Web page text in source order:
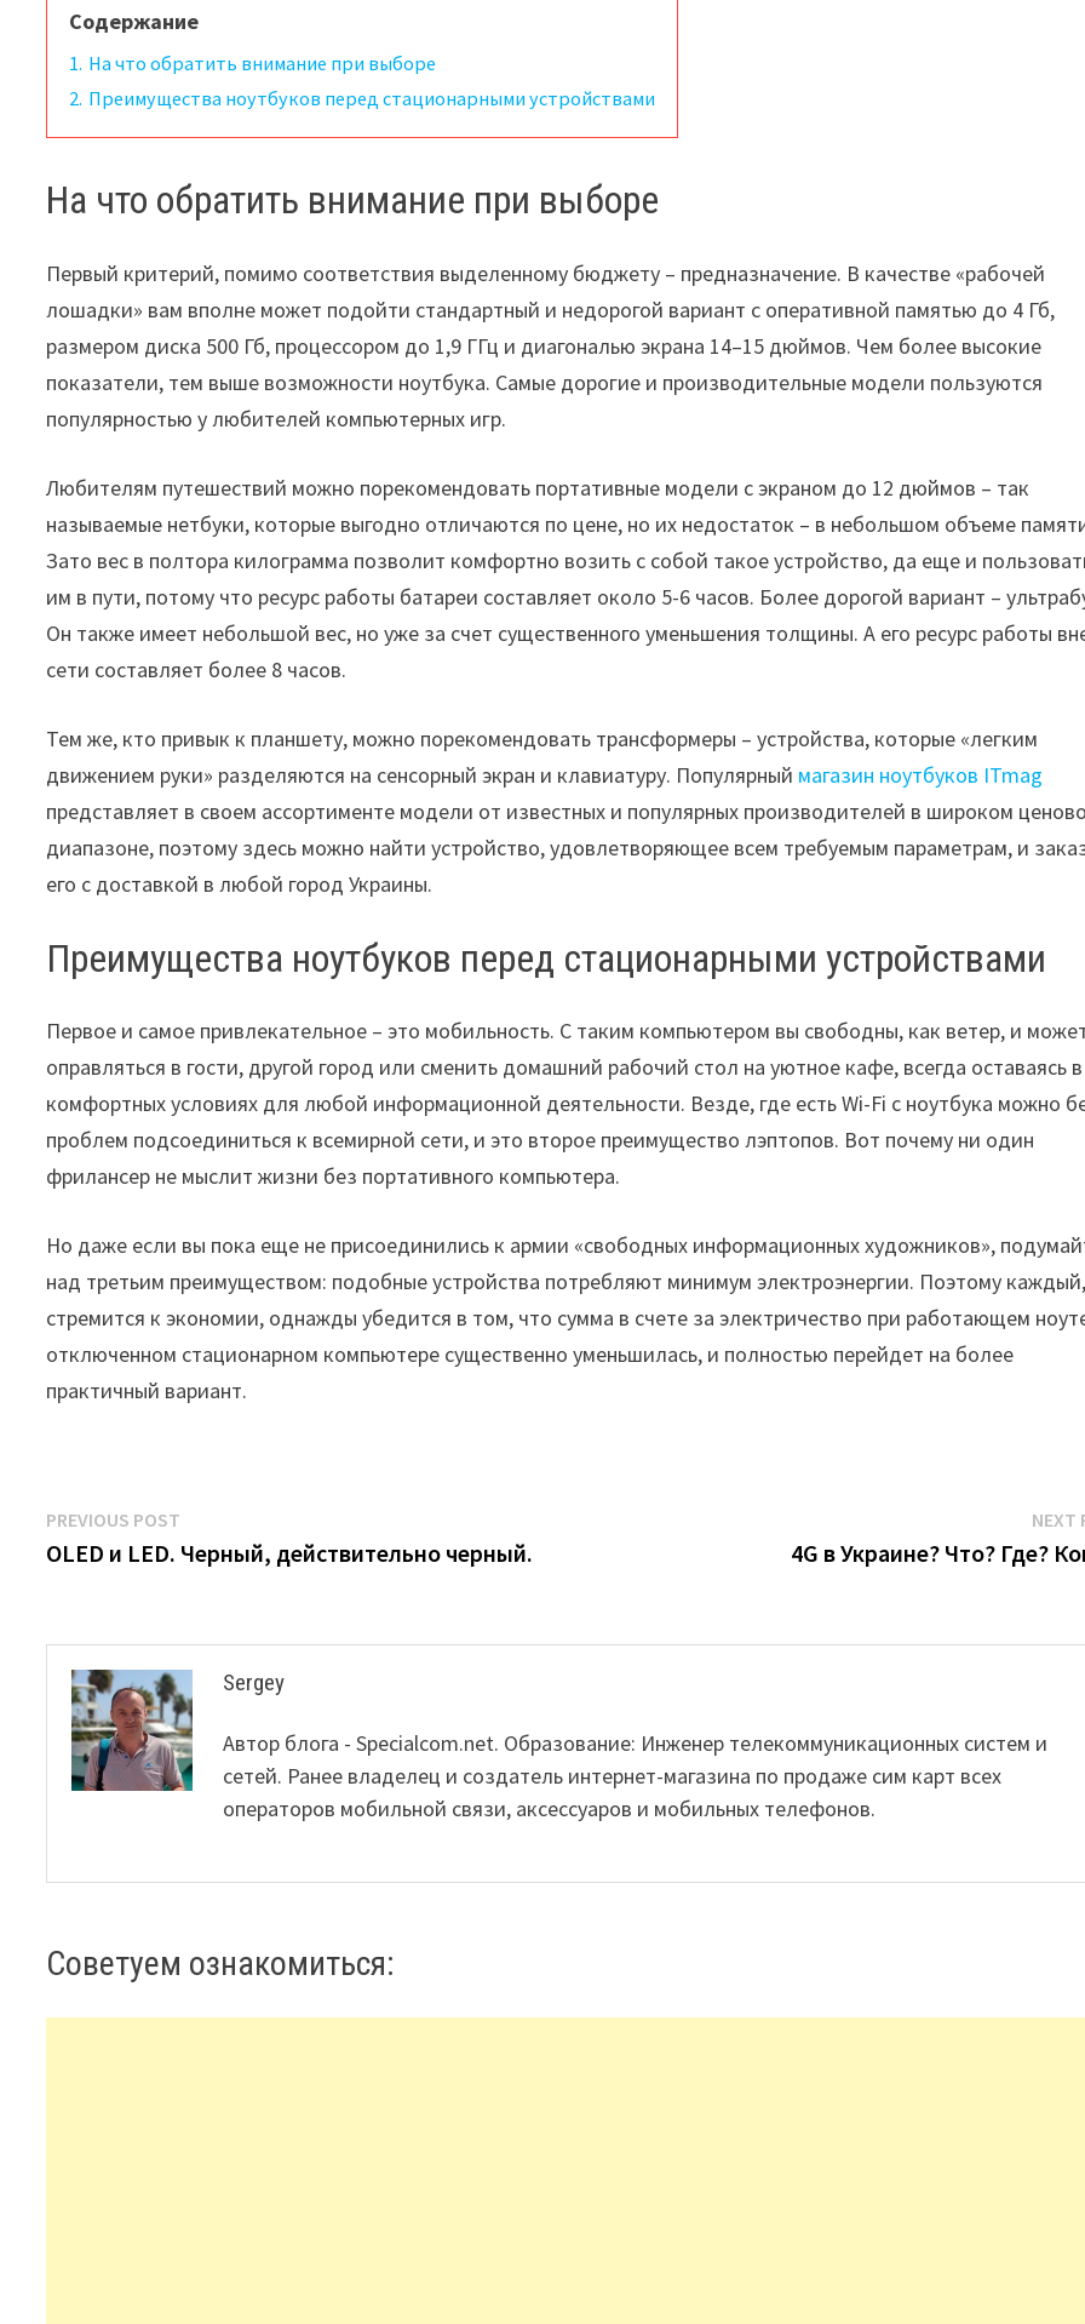
Содержание
1. На что обратить внимание при выборе
2. Преимущества ноутбуков перед стационарными устройствами
На что обратить внимание при выборе
Первый критерий, помимо соответствия выделенному бюджету – предназначение. В качестве «рабочей
лошадки» вам вполне может подойти стандартный и недорогой вариант с оперативной памятью до 4 Гб,
размером диска 500 Гб, процессором до 1,9 ГГц и диагональю экрана 14–15 дюймов. Чем более высокие
показатели, тем выше возможности ноутбука. Самые дорогие и производительные модели пользуются
популярностью у любителей компьютерных игр.
Любителям путешествий можно порекомендовать портативные модели с экраном до 12 дюймов – так
называемые нетбуки, которые выгодно отличаются по цене, но их недостаток – в небольшом объеме
Зато вес в полтора килограмма позволит комфортно возить с собой такое устройство, да еще и
им в пути, потому что ресурс работы батареи составляет около 5-6 часов. Более дорогой вариант –
Он также имеет небольшой вес, но уже за счет существенного уменьшения толщины. А его ресурс работы
сети составляет более 8 часов.
Тем же, кто привык к планшету, можно порекомендовать трансформеры – устройства, которые «легким
движением руки» разделяются на сенсорный экран и клавиатуру. Популярный магазин ноутбуков ITmag
представляет в своем ассортименте модели от известных и популярных производителей в широком
диапазоне, поэтому здесь можно найти устройство, удовлетворяющее всем требуемым параметрам, и
его с доставкой в любой город Украины.
Преимущества ноутбуков перед стационарными устройствами
Первое и самое привлекательное – это мобильность. С таким компьютером вы свободны, как ветер, и
оправляться в гости, другой город или сменить домашний рабочий стол на уютное кафе, всегда оставаясь в
комфортных условиях для любой информационной деятельности. Везде, где есть Wi-Fi с ноутбука можно
проблем подсоединиться к всемирной сети, и это второе преимущество лэптопов. Вот почему ни один
фрилансер не мыслит жизни без портативного компьютера.
Но даже если вы пока еще не присоединились к армии «свободных информационных художников»,
над третьим преимуществом: подобные устройства потребляют минимум электроэнергии. Поэтому
стремится к экономии, однажды убедится в том, что сумма в счете за электричество при работающем
отключенном стационарном компьютере существенно уменьшилась, и полностью перейдет на более
практичный вариант.
Post
navigation
PREVIOUS POST
post:
OLED и LED. Черный, действительно черный.
NEXT
4G в Украине? Что? Где?
Sergey
Автор блога - Specialcom.net. Образование: Инженер телекоммуникационных систем и
сетей. Ранее владелец и создатель интернет-магазина по продаже сим карт всех
операторов мобильной связи, аксессуаров и мобильных телефонов.
Советуем ознакомиться: